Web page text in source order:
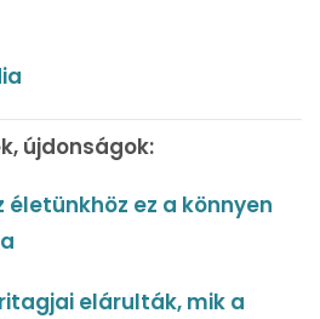
újdonságok:
életünkhöz ez a könnyen
elárulták, mik a